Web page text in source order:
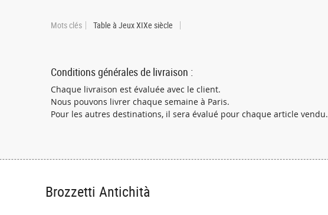
Mots clés Table à Jeux XIXe siècle
Conditions générales de livraison :
Chaque livraison est évaluée avec le client.
Nous pouvons livrer chaque semaine à Paris.
Pour les autres destinations, il sera évalué pour chaque article vendu.
Brozzetti Antichità